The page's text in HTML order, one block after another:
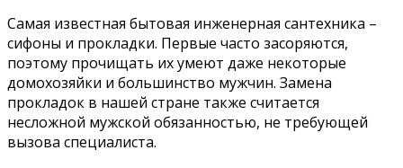
Самая известная бытовая инженерная сантехника –
сифоны и прокладки. Первые часто засоряются,
поэтому прочищать их умеют даже некоторые
домохозяйки и большинство мужчин. Замена
прокладок в нашей стране также считается
несложной мужской обязанностью, не требующей
вызова специалиста.